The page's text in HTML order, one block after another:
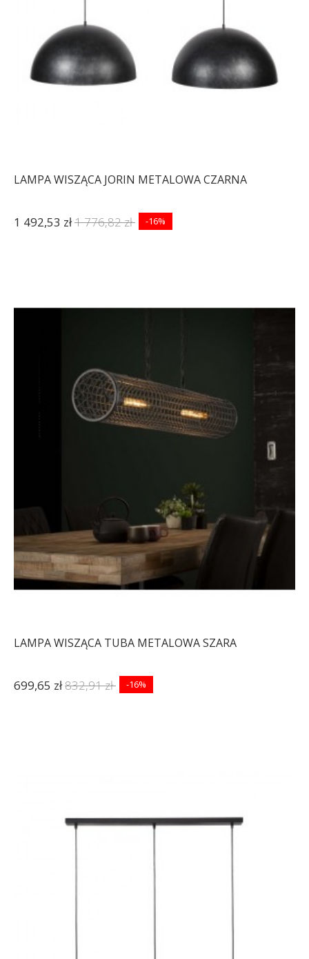
LAMPA WISZĄCA JORIN METALOWA CZARNA
1 492,53 zł1 776,82 zł -16%
LAMPA WISZĄCA TUBA METALOWA SZARA
699,65 zł832,91 zł -16%